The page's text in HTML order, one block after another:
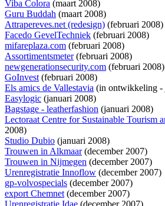
Viba Colora (maart 2008)
Guru Buddah (maart 2008)
Attrapereves.net (redesign) (februari 2008)
Facedo GevelTechniek (februari 2008)
mifareplaza.com (februari 2008)
Assortimentsmeter(februari 2008)
newgenerationsecurity.com (februari 2008)
GoInvest(februari 2008)
Els amics de Vallestavia (in ontwikkeling -
Easylogic (januari 2008)
Bagstage - leatherfashion (januari 2008)
Lectoraat Centre for Sustainable Tourism
2008)
Studio Dubio (januari 2008)
Trouwen in Alkmaar(december 2007)
Trouwen in Nijmegen (december 2007)
Urenregistratie Innoflow (december 2007)
gp-volvospecials (december 2007)
export Chemnet(december 2007)